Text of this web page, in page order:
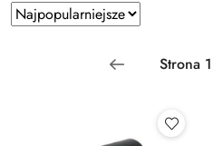
Zastosowano
sortowanie:
Najpopularniejsze.
Sortuj
według